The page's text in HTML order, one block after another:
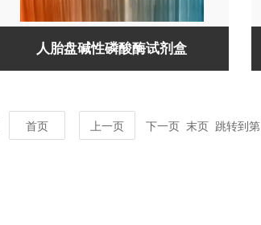
人胎盘碱性磷酸酶试剂盒
首页 上一页 下一页 末页 跳转到第